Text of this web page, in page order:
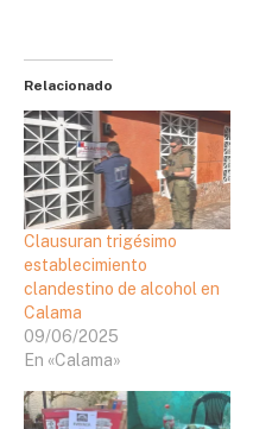
Relacionado
Clausuran trigésimo
establecimiento
clandestino de alcohol en
Calama
09/06/2025
En «Calama»